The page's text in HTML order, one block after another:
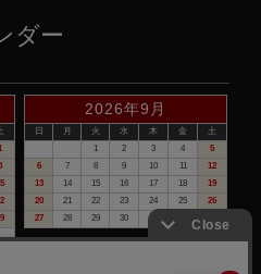
ダー
2026年9月
日 月 火 水 木 金
土
1
2 3 4
5
6
7 8 9 10 11
12
13
14 15 16 17 18
19
20
21 22 23 24 25
26
27
28 29 30